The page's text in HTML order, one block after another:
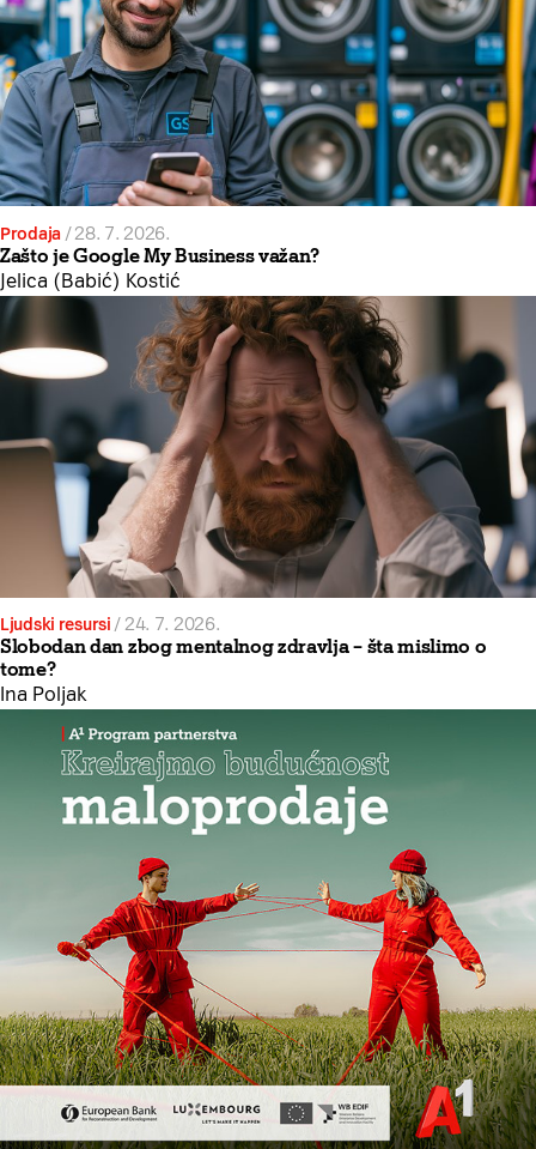
Prodaja /28. 7. 2026.
Zašto je Google My Business važan?
Jelica (Babić) Kostić
Ljudski resursi /24. 7. 2026.
Slobodan dan zbog mentalnog zdravlja – šta mislimo o
tome?
Ina Poljak